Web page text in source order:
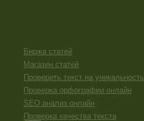
Биржа статей
Магазин статей
Проверить текст на уникальность
Проверка орфографии онлайн
SEO анализ онлайн
Проверка качества текста